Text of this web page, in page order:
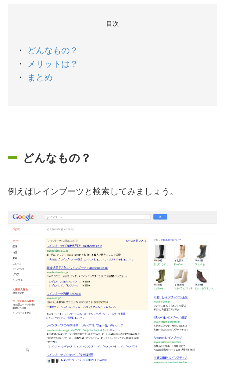
目次
どんなもの？
メリットは？
まとめ
どんなもの？
例えばレインブーツと検索してみましょう。